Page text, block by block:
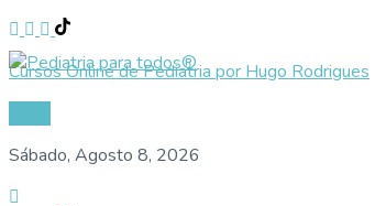
Cursos Online de Pediatria por Hugo Rodrigues
Sábado, Agosto 8, 2026